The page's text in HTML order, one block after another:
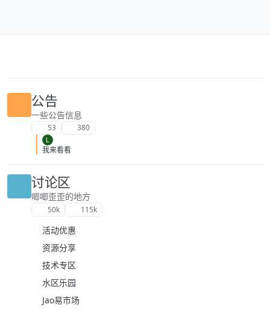
公告
一些公告信息
53 380
L
我来看看
讨论区
唧唧歪歪的地方
50k 115k
活动优惠
资源分享
技术专区
水区乐园
Jao易市场